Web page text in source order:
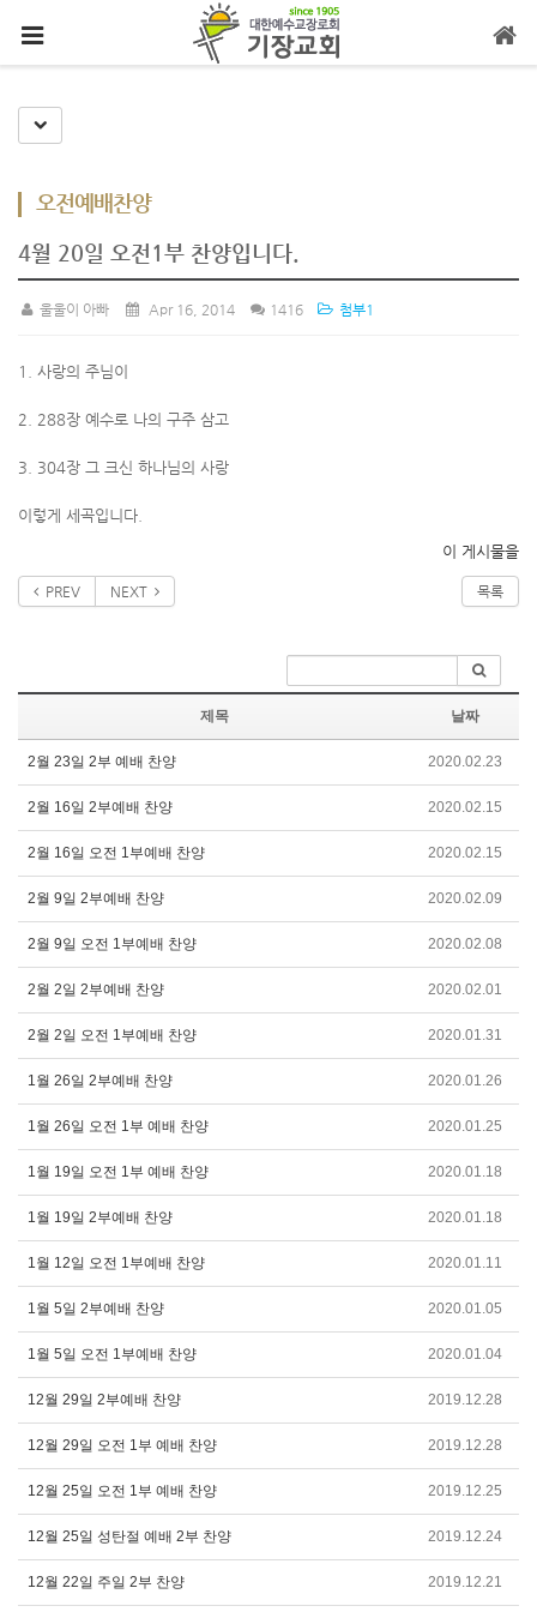
Toggle Dropdown
오전예배찬양
4월 20일 오전1부 찬양입니다.
울울이 아빠 Apr 16, 2014 1416 첨부1
1. 사랑의 주님이
2. 288장 예수로 나의 구주 삼고
3. 304장 그 크신 하나님의 사랑
이렇게 세곡입니다.
이 게시물을
PREV NEXT 목록
제목 날짜
2월 23일 2부 예배 찬양 2020.02.23
2월 16일 2부예배 찬양 2020.02.15
2월 16일 오전 1부예배 찬양 2020.02.15
2월 9일 2부예배 찬양 2020.02.09
2월 9일 오전 1부예배 찬양 2020.02.08
2월 2일 2부예배 찬양 2020.02.01
2월 2일 오전 1부예배 찬양 2020.01.31
1월 26일 2부예배 찬양 2020.01.26
1월 26일 오전 1부 예배 찬양 2020.01.25
1월 19일 오전 1부 예배 찬양 2020.01.18
1월 19일 2부예배 찬양 2020.01.18
1월 12일 오전 1부예배 찬양 2020.01.11
1월 5일 2부예배 찬양 2020.01.05
1월 5일 오전 1부예배 찬양 2020.01.04
12월 29일 2부예배 찬양 2019.12.28
12월 29일 오전 1부 예배 찬양 2019.12.28
12월 25일 오전 1부 예배 찬양 2019.12.25
12월 25일 성탄절 예배 2부 찬양 2019.12.24
12월 22일 주일 2부 찬양 2019.12.21